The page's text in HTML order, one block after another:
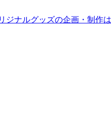
ナルグッズの企画・制作